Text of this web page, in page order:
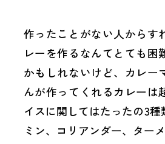
作ったことがない人からす
レーを作るなんてとても困
かもしれないけど、カレー
んが作ってくれるカレーは
イスに関してはたったの3種
ミン、コリアンダー、ター